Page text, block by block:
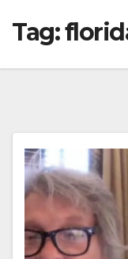
Tag: